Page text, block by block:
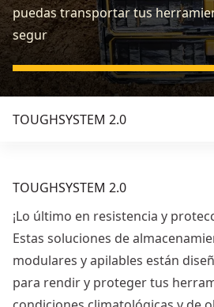
puedas transportar tus
segur
TOUGHSYSTEM 2.0
TOUGHSYSTEM 2.0
¡Lo último en resistencia y
Estas soluciones de
modulares y apilables están
para rendir y proteger tus